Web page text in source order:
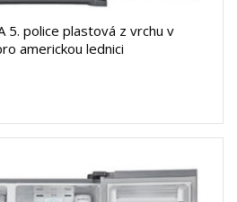
5. police plastová z vrchu v
americkou lednici